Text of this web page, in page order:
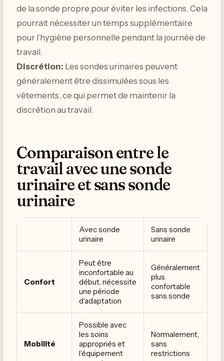
de la sonde propre pour éviter les infections. Cela
pourrait nécessiter un temps supplémentaire
pour l’hygiène personnelle pendant la journée de
travail.
Discrétion: Les sondes urinaires peuvent
généralement être dissimulées sous les
vêtements, ce qui permet de maintenir la
discrétion au travail.
Comparaison entre le
travail avec une sonde
urinaire et sans sonde
urinaire
Avec sonde
urinaire
Sans sonde
urinaire
Confort
Peut être
inconfortable au
début, nécessite
une période
d’adaptation
Généralement
plus
confortable
sans sonde
Mobilité
Possible avec
les soins
appropriés et
l’équipement
Normalement,
sans
restrictions